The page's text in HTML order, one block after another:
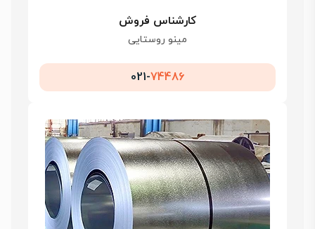
کارشناس فروش
مینو روستایی
021-74486